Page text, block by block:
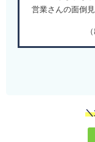
営業さんの面倒見